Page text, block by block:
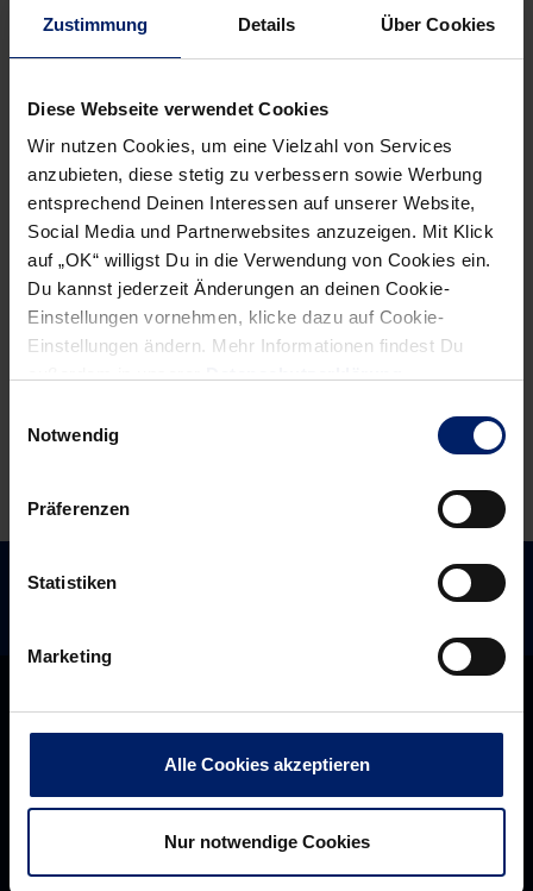
Zustimmung Details Über Cookies
Diese Webseite verwendet Cookies
Wir nutzen Cookies, um eine Vielzahl von Services
anzubieten, diese stetig zu verbessern sowie Werbung
entsprechend Deinen Interessen auf unserer Website,
Social Media und Partnerwebsites anzuzeigen. Mit Klick
auf „OK“ willigst Du in die Verwendung von Cookies ein.
Du kannst jederzeit Änderungen an deinen Cookie-
Einstellungen vornehmen, klicke dazu auf Cookie-
Einstellungen ändern. Mehr Informationen findest Du
Notwendig
Präferenzen
Statistiken
Marketing
Alle Cookies akzeptieren
Nur notwendige Cookies
Post
News:
Ägypten
wartet
ein
schwerer
Gegner“
Alle News anzeigen
News:
Myrhol
droht
lange
Pause